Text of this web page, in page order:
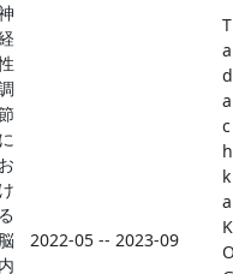
に
お
け
る
脳
内
2022-05 -- 2023-09
T
a
d
a
c
k
a
K